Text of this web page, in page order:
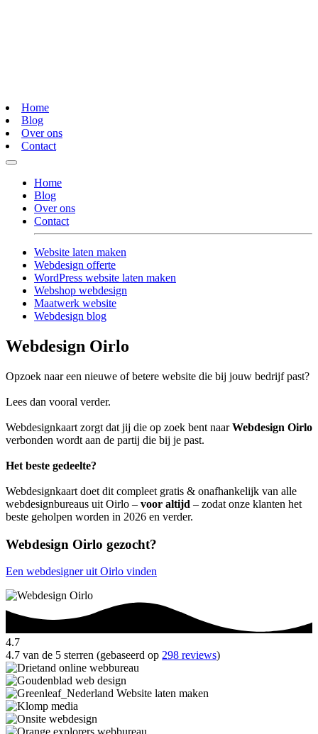
Home
Blog
Over ons
Contact
Home
Blog
Over ons
Contact
Website laten maken
Webdesign offerte
WordPress website laten maken
Webshop webdesign
Maatwerk website
Webdesign blog
Webdesign Oirlo
Opzoek naar een nieuwe of betere website die bij jouw bedrijf past?
Lees dan vooral verder.
Webdesignkaart zorgt dat jij die op zoek bent naarWebdesign Oirlo
verbonden wordt aan de partij die bij je past.
Het beste gedeelte?
Webdesignkaart doet dit compleet gratis & onafhankelijk van alle
webdesignbureaus uit Oirlo – voor altijd – zodat onze klanten het
beste geholpen worden in 2026 en verder.
Webdesign Oirlo gezocht?
Een webdesigner uit Oirlo vinden
4.7
4.7 van de 5 sterren (gebaseerd op 298 reviews)